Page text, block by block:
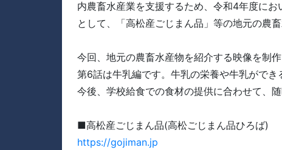
内農畜水産業を支援するため、令和4年度に
として、「高松産ごじまん品」等の地元の農畜
今回、地元の農畜水産物を紹介する映像を制作
第6話は牛乳編です。牛乳の栄養や牛乳ができ
今後、学校給食での食材の提供に合わせて、
■高松産ごじまん品(高松ごじまん品ひろば)
https://gojiman.jp